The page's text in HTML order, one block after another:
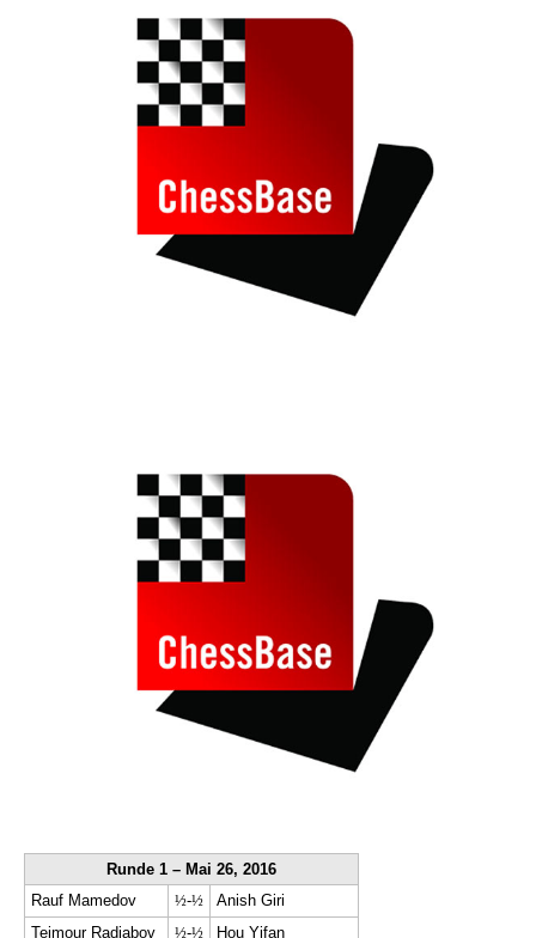
Runde 1 – Mai 26, 2016
Rauf Mamedov
½-½
Anish Giri
Teimour Radjabov
½-½
Hou Yifan